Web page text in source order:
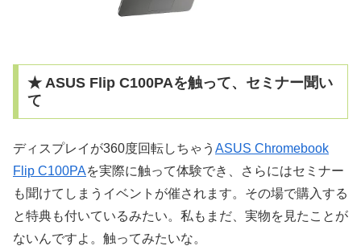
★ ASUS Flip C100PAを触って、セミナー聞い
て
ディスプレイが360度回転しちゃう ASUS Chromebook
Flip C100PAを実際に触って体験でき、さらにはセミナー
も聞けてしまうイベントが催されます。その場で購入する
と特典も付いているみたい。私もまだ、実物を見たことが
ないんですよ。触ってみたいな。